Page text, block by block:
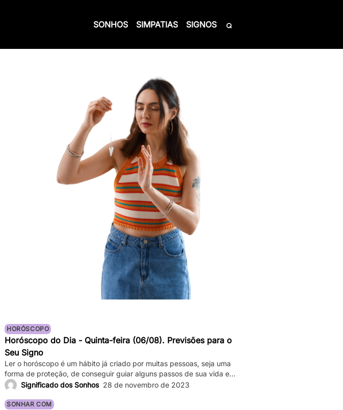
SONHOS SIMPATIAS SIGNOS
HORÓSCOPO
Horóscopo do Dia - Quinta-feira (06/08). Previsões para o
Seu Signo
Ler o horóscopo é um hábito já criado por muitas pessoas, seja uma
forma de proteção, de conseguir guiar alguns passos de sua vida e
até mesmo de sair de determinadas “roubadas”, não é mesmo? Quer
Basta verificar informações completas sobre […]
Significado dos Sonhos 28 de novembro de 2023
SONHAR COM